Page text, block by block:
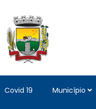
Covid 19 Município